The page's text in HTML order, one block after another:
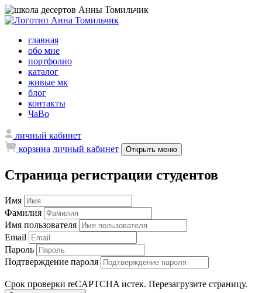
главная
обо мне
портфолио
каталог
живые мк
блог
контакты
ЧаВо
личный кабинет
корзина личный кабинет Открыть меню
Страница регистрации студентов
Имя
Фамилия
Имя пользователя
Email
Пароль
Подтверждение пароля
Срок проверки reCAPTCHA истек. Перезагрузите страницу.